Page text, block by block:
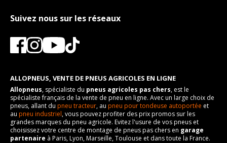
Suivez nous sur les réseaux
ALLOPNEUS, VENTE DE PNEUS AGRICOLES EN LIGNE
Allopneus, spécialiste du pneus agricoles pas chers, est le
spécialiste français de la vente de pneu en ligne. Avec un large choix de
pneus, allant du pneu tracteur, au pneu pour tondeuse autoportée et
au pneu industriel, vous pouvez profiter des prix promos sur les
grandes marques du pneu agricole. Evitez l'usure de vos pneus et
choisissez votre centre de montage de pneus pas chers en garage
partenaire à Paris, Lyon, Marseille, Toulouse et dans toute la France.